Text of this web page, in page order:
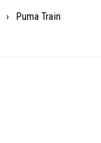
›
Puma Train